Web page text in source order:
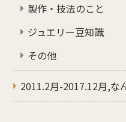
製作・技法のこと
ジュエリー豆知識
その他
2011.2月-2017.12月,な